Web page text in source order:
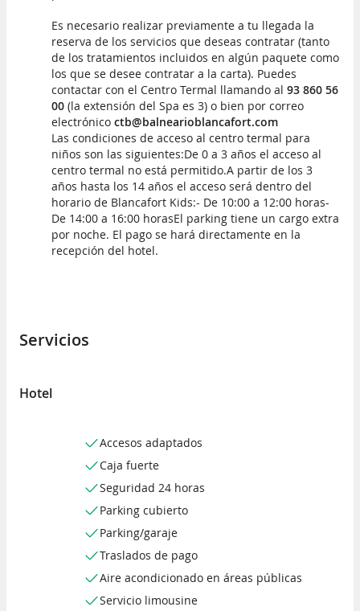
Es necesario realizar previamente a tu llegada la
reserva de los servicios que deseas contratar (tanto
de los tratamientos incluidos en algún paquete como
los que se desee contratar a la carta). Puedes
contactar con el Centro Termal llamando al 93 860 56
00 (la extensión del Spa es 3) o bien por correo
electrónico ctb@balnearioblancafort.com
Las condiciones de acceso al centro termal para
niños son las siguientes:De 0 a 3 años el acceso al
centro termal no está permitido.A partir de los 3
años hasta los 14 años el acceso será dentro del
horario de Blancafort Kids:- De 10:00 a 12:00 horas-
De 14:00 a 16:00 horasEl parking tiene un cargo extra
por noche. El pago se hará directamente en la
recepción del hotel.
Servicios
Hotel
Accesos adaptados
Caja fuerte
Seguridad 24 horas
Parking cubierto
Parking/garaje
Traslados de pago
Aire acondicionado en áreas públicas
Servicio limousine